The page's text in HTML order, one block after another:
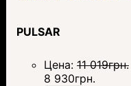
PULSAR
Цена: 11 019грн.
8 930грн.